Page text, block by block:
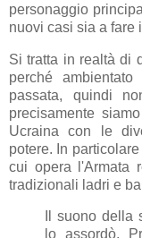
personaggio
nuovi casi sia a fare
Si tratta in realtà di
perché
passata, quindi
precisamente
Ucraina con le
potere. In
cui opera l'Armata
tradizionali ladri e
Il suono
lo assordò.